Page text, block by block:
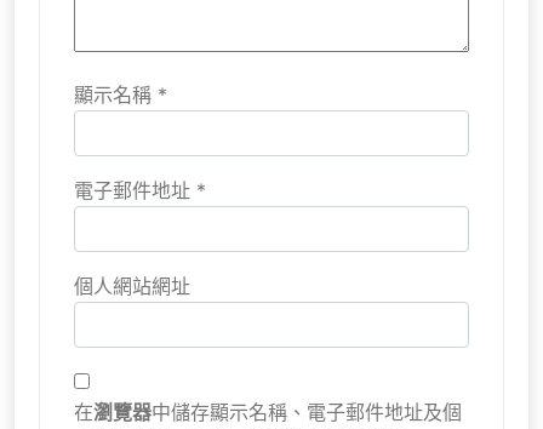
顯示名稱 *
電子郵件地址 *
個人網站網址
在瀏覽器中儲存顯示名稱、電子郵件地址及個